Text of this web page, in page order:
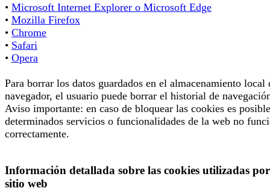
• Microsoft Internet Explorer o Microsoft Edge
• Mozilla Firefox
• Chrome
• Safari
• Opera
Para borrar los datos guardados en el almacenamiento local
navegador, el usuario puede borrar el historial de
Aviso importante: en caso de bloquear las cookies es
determinados servicios o funcionalidades de la web no
correctamente.
Información detallada sobre las cookies utilizadas por
sitio web